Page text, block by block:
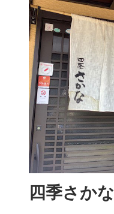
四季さかな